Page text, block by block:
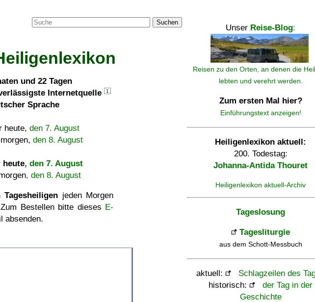
Suchen
und 22 Tagen
Internetquelle
1
Sprache
heute, den 7. August
den 8. August
heute, den 7. August
, den 8. August
Tagesheiligen jeden Morgen
Bestellen bitte dieses E-
absenden.
Unser Reise-Blog:
Reisen zu den Orten, an denen die
lebten und verehrt werden.
Zum ersten Mal hier?
Einführungstext anzeigen!
Heiligenlexikon aktuell:
200. Todestag:
Johanna-Antida Thouret
Heiligenlexikon aktuell-Archiv
Tageslosung
Tagesliturgie
aus dem Schott-Messbuch
aktuell:
Schlagzeilen des
historisch:
der Tag in der
Geschichte